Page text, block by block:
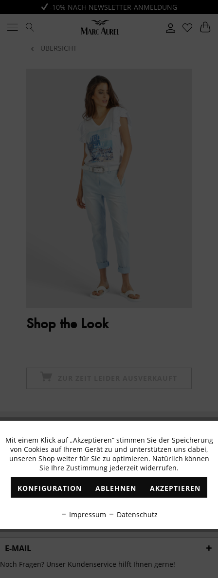
-10% NACH NEWSLETTER-ANMELDUNG
ÜBERSICHT
Shop the Look
erhalten
✓ Exklusive Angebote ✓ Die aktuellsten Trends
E-MAIL
Noch Fragen? Unser Kundenservice hilft Ihnen gerne!
Funktionale Aktiv
Marketing Inaktiv
Tracking Inaktiv
Personalisierung Inaktiv
Service
Mit einem Klick auf „Akzeptieren“ stimmen Sie der Speicherung
von Cookies auf Ihrem Gerät zu und unterstützen uns dabei,
unseren Shop weiter für Sie zu optimieren. Natürlich können
Sie Ihre Zustimmung jederzeit widerrufen.
KONFIGURATION ABLEHNEN AKZEPTIEREN
Impressum Datenschutz